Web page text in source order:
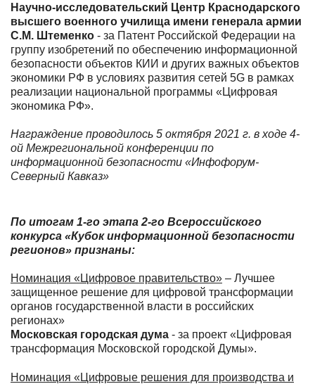
Научно-исследовательский Центр Краснодарского
высшего военного училища имени генерала армии
С.М. Штеменко - за Патент Российской Федерации на
группу изобретений по обеспечению информационной
безопасности объектов КИИ и других важных объектов
экономики РФ в условиях развития сетей 5G в рамках
реализации национальной программы «Цифровая
экономика РФ».
Награждение проводилось 5 октября 2021 г. в ходе 4-
ой Межрегиональной конференции по
информационной безопасности «Инфофорум-
Северный Кавказ»
По итогам 1-го этапа 2-го Всероссийского
конкурса «Кубок информационной безопасности
регионов» признаны:
Номинация «Цифровое правительство» – Лучшее
защищенное решение для цифровой трансформации
органов государственной власти в российских
регионах»
Московская городская дума - за проект «Цифровая
трансформация Московской городской Думы».
Номинация «Цифровые решения для производства и